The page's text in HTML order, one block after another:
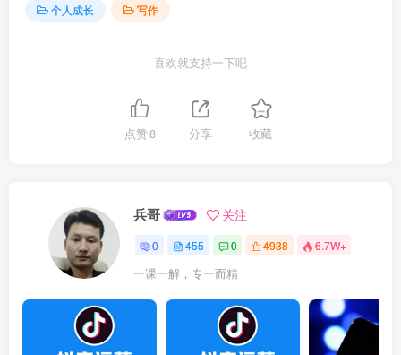
个人成长 写作
喜欢就支持一下吧
点赞8 分享 收藏
兵哥 关注
0 455 0 4938 6.7W+
一课一解，专一而精